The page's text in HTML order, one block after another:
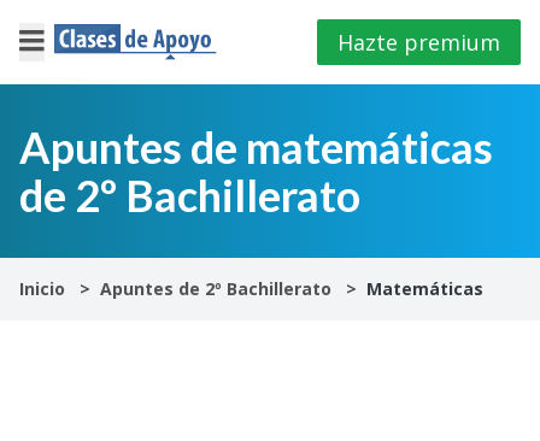
×
Iniciar
sesión
4º
Hazte premium
Apuntes de matemáticas
de 2º Bachillerato
Inicio Apuntes de 2º Bachillerato Matemáticas